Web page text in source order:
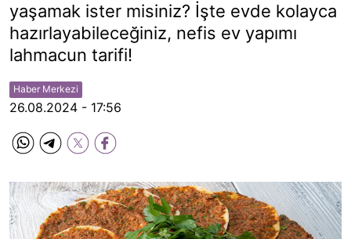
yaşamak ister misiniz? İşte evde kolayca
hazırlayabileceğiniz, nefis ev yapımı
lahmacun tarifi!
Haber Merkezi
26.08.2024 - 17:56